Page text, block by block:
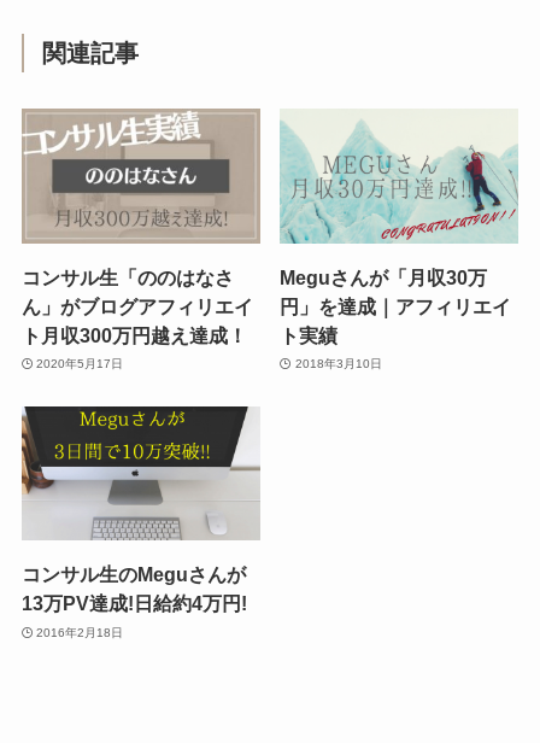
関連記事
コンサル生「ののはなさ
ん」がブログアフィリエイ
ト月収300万円越え達成！
2020年5月17日
Meguさんが「月収30万
円」を達成｜アフィリエイ
ト実績
2018年3月10日
コンサル生のMeguさんが
13万PV達成!日給約4万円!
2016年2月18日